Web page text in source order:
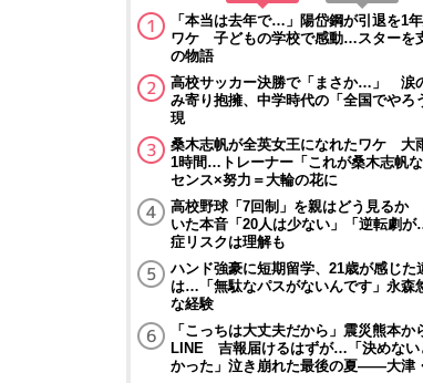
「本当は去年で…」陽岱鋼が引退を1
ワケ 子どもの学校で感動…スターを
の物語
高校サッカー決勝で「まさか…」 涙
み寄り抱擁、中学時代の「全国でやろ
現
桑木志帆が全英女王になれたワケ 大
1時間…トレーナー「これが桑木志帆な
センス×努力＝大輪の花に
高校野球「7回制」を親はどう見るか
いた本音「20人は少ない」「逆転劇
症リスクは理解も
ハンド強豪に短期留学、21歳が感じた
は…「無駄なパスがないんです」永森
な経験
「こっちは大丈夫だから」震災熊本か
LINE 吉報届けるはずが…「決めない
かった」泣き崩れた最後の夏――大津